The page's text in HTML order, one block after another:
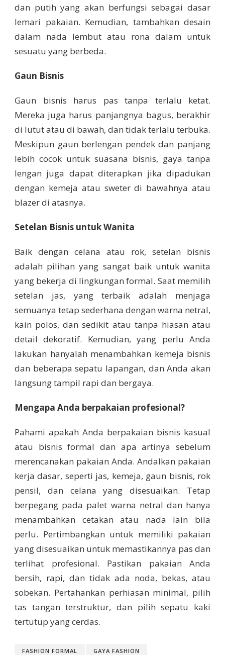
dan putih yang akan berfungsi sebagai dasar
lemari pakaian. Kemudian, tambahkan desain
dalam nada lembut atau rona dalam untuk
sesuatu yang berbeda.
Gaun Bisnis
Gaun bisnis harus pas tanpa terlalu ketat.
Mereka juga harus panjangnya bagus, berakhir
di lutut atau di bawah, dan tidak terlalu terbuka.
Meskipun gaun berlengan pendek dan panjang
lebih cocok untuk suasana bisnis, gaya tanpa
lengan juga dapat diterapkan jika dipadukan
dengan kemeja atau sweter di bawahnya atau
blazer di atasnya.
Setelan Bisnis untuk Wanita
Baik dengan celana atau rok, setelan bisnis
adalah pilihan yang sangat baik untuk wanita
yang bekerja di lingkungan formal. Saat memilih
setelan jas, yang terbaik adalah menjaga
semuanya tetap sederhana dengan warna netral,
kain polos, dan sedikit atau tanpa hiasan atau
detail dekoratif. Kemudian, yang perlu Anda
lakukan hanyalah menambahkan kemeja bisnis
dan beberapa sepatu lapangan, dan Anda akan
langsung tampil rapi dan bergaya.
Mengapa Anda berpakaian profesional?
Pahami apakah Anda berpakaian bisnis kasual
atau bisnis formal dan apa artinya sebelum
merencanakan pakaian Anda. Andalkan pakaian
kerja dasar, seperti jas, kemeja, gaun bisnis, rok
pensil, dan celana yang disesuaikan. Tetap
berpegang pada palet warna netral dan hanya
menambahkan cetakan atau nada lain bila
perlu. Pertimbangkan untuk memiliki pakaian
yang disesuaikan untuk memastikannya pas dan
terlihat profesional. Pastikan pakaian Anda
bersih, rapi, dan tidak ada noda, bekas, atau
sobekan. Pertahankan perhiasan minimal, pilih
tas tangan terstruktur, dan pilih sepatu kaki
tertutup yang cerdas.
FASHION FORMAL GAYA FASHION